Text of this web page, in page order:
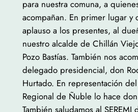
para nuestra comuna, a
acompañan. En primer lugar y
aplauso a los presentes, al
nuestro alcalde de Chillán
Pozo Bastías. También nos
delegado presidencial, don
Hurtado. En representación
Regional de Ñuble lo hace
También saludamos al